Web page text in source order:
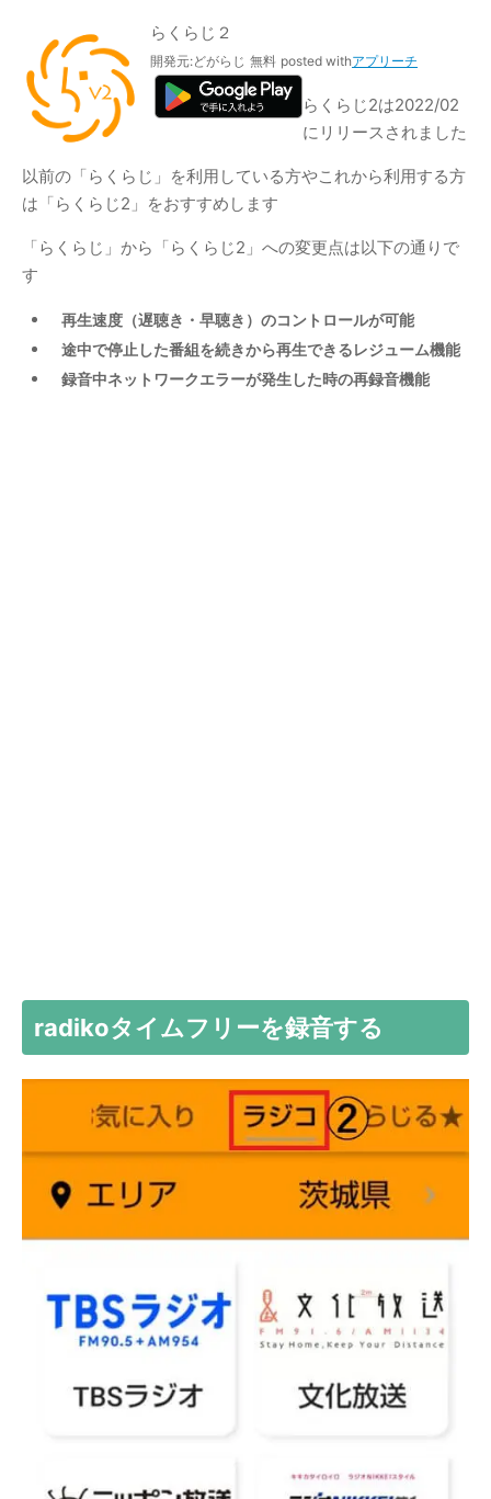
らくらじ２
開発元:どがらじ 無料 posted withアプリーチ
らくらじ2は2022/02
にリリースされました
以前の「らくらじ」を利用している方やこれから利用する方
は「らくらじ2」をおすすめします
「らくらじ」から「らくらじ2」への変更点は以下の通りで
す
再生速度（遅聴き・早聴き）のコントロールが可能
途中で停止した番組を続きから再生できるレジューム機能
録音中ネットワークエラーが発生した時の再録音機能
radikoタイムフリーを録音する